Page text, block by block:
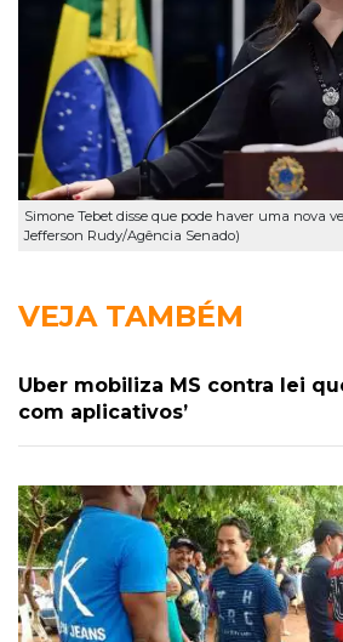
Simone Tebet disse que pode haver uma nova
Jefferson Rudy/Agência Senado)
VEJA TAMBÉM
Uber mobiliza MS contra lei
com aplicativos’